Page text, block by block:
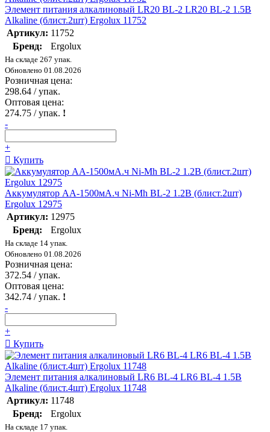
Элемент питания алкалиновый LR20 BL-2 LR20 BL-2 1.5В
Alkaline (блист.2шт) Ergolux 11752
Артикул: 11752
Бренд:
Ergolux
На складе 267 упак.
Обновлено 01.08.2026
Розничная цена:
298.64 / упак.
Оптовая цена:
274.75 / упак. !
-
+
Купить
Аккумулятор AA-1500мА.ч Ni-Mh BL-2 1.2В (блист.2шт)
Ergolux 12975
Артикул: 12975
Бренд:
Ergolux
На складе 14 упак.
Обновлено 01.08.2026
Розничная цена:
372.54 / упак.
Оптовая цена:
342.74 / упак. !
-
+
Купить
Элемент питания алкалиновый LR6 BL-4 LR6 BL-4 1.5В
Alkaline (блист.4шт) Ergolux 11748
Артикул: 11748
Бренд:
Ergolux
На складе 17 упак.